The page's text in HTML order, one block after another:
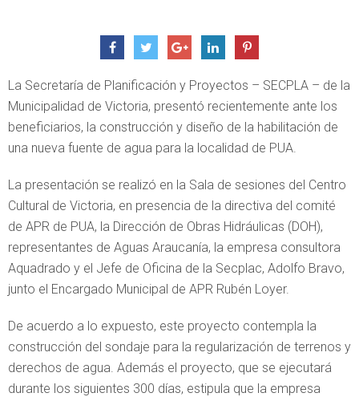
La Secretaría de Planificación y Proyectos – SECPLA – de la
Municipalidad de Victoria, presentó recientemente ante los
beneficiarios, la construcción y diseño de la habilitación de
una nueva fuente de agua para la localidad de PUA.
La presentación se realizó en la Sala de sesiones del Centro
Cultural de Victoria, en presencia de la directiva del comité
de APR de PUA, la Dirección de Obras Hidráulicas (DOH),
representantes de Aguas Araucanía, la empresa consultora
Aquadrado y el Jefe de Oficina de la Secplac, Adolfo Bravo,
junto el Encargado Municipal de APR Rubén Loyer.
De acuerdo a lo expuesto, este proyecto contempla la
construcción del sondaje para la regularización de terrenos y
derechos de agua. Además el proyecto, que se ejecutará
durante los siguientes 300 días, estipula que la empresa